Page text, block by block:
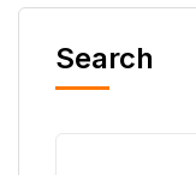
Search